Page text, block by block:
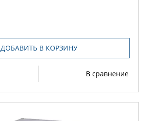
ДОБАВИТЬ В КОРЗИНУ
В сравнение